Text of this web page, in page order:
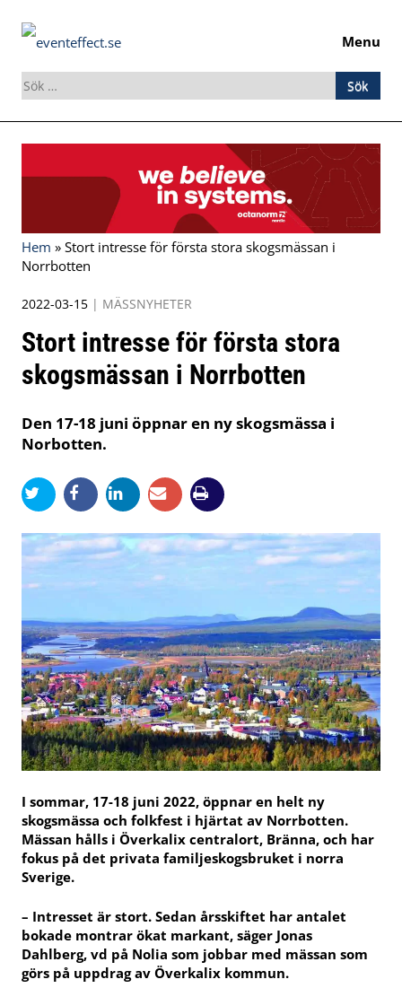
Menu
Sök
efter:
Hem » Stort intresse för första stora skogsmässan i
Norrbotten
2022-03-15 | MÄSSNYHETER
Stort intresse för första stora
skogsmässan i Norrbotten
Den 17-18 juni öppnar en ny skogsmässa i
Norbotten.
I sommar, 17-18 juni 2022, öppnar en helt ny
skogsmässa och folkfest i hjärtat av Norrbotten.
Mässan hålls i Överkalix centralort, Bränna, och har
fokus på det privata familjeskogsbruket i norra
Sverige.
– Intresset är stort. Sedan årsskiftet har antalet
bokade montrar ökat markant, säger Jonas
Dahlberg, vd på Nolia som jobbar med mässan som
görs på uppdrag av Överkalix kommun.